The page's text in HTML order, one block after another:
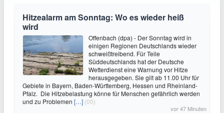
Hitzealarm am Sonntag: Wo es wieder heiß
wird
Offenbach (dpa) - Der Sonntag wird in
einigen Regionen Deutschlands wieder
schweißtreibend. Für Teile
Süddeutschlands hat der Deutsche
Wetterdienst eine Warnung vor Hitze
herausgegeben. Sie gilt ab 11.00 Uhr für
Gebiete in Bayern, Baden-Württemberg, Hessen und Rheinland-
Pfalz. Die Hitzebelastung könne für Menschen gefährlich werden
und zu Problemen […] (00)
vor 47 Minuten